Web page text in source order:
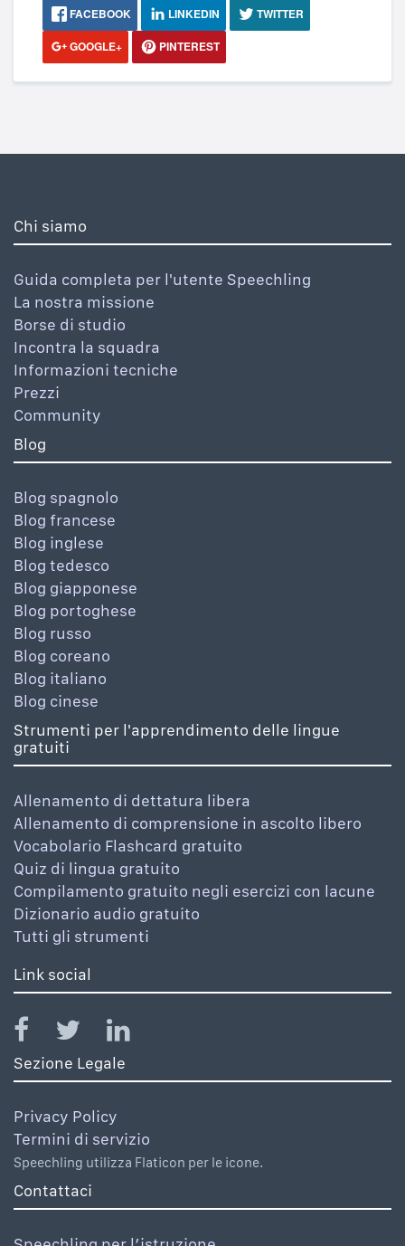
FACEBOOK LINKEDIN
TWITTER
GOOGLE+
PINTEREST
Chi siamo
Guida completa per l'utente Speechling
La nostra missione
Borse di studio
Incontra la squadra
Informazioni tecniche
Prezzi
Community
Blog
Blog spagnolo
Blog francese
Blog inglese
Blog tedesco
Blog giapponese
Blog portoghese
Blog russo
Blog coreano
Blog italiano
Blog cinese
Strumenti per l'apprendimento delle lingue
gratuiti
Allenamento di dettatura libera
Allenamento di comprensione in ascolto libero
Vocabolario Flashcard gratuito
Quiz di lingua gratuito
Compilamento gratuito negli esercizi con lacune
Dizionario audio gratuito
Tutti gli strumenti
Link social
Sezione Legale
Privacy Policy
Termini di servizio
Speechling utilizza Flaticon per le icone.
Contattaci